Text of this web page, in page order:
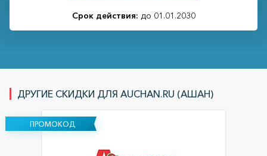
Срок действия: до 01.01.2030
ДРУГИЕ СКИДКИ ДЛЯ AUCHAN.RU (АШАН)
ПРОМОКОД